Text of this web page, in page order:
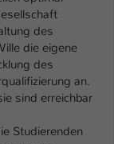
des
die eigene
des
an.
sind erreichbar
Studierenden